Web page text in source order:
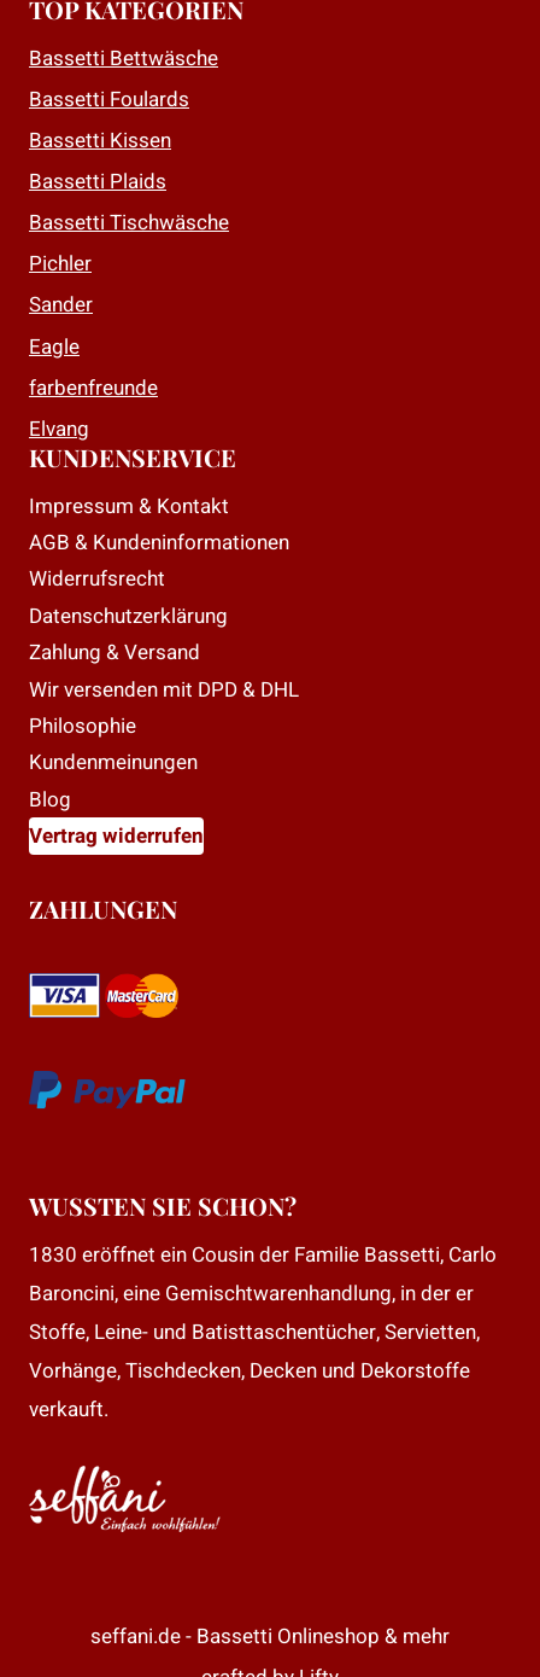
TOP KATEGORIEN
Bassetti Bettwäsche
Bassetti Foulards
Bassetti Kissen
Bassetti Plaids
Bassetti Tischwäsche
Pichler
Sander
Eagle
farbenfreunde
Elvang
KUNDENSERVICE
Impressum & Kontakt
AGB & Kundeninformationen
Widerrufsrecht
Datenschutzerklärung
Zahlung & Versand
Wir versenden mit DPD & DHL
Philosophie
Kundenmeinungen
Blog
Vertrag widerrufen
ZAHLUNGEN
WUSSTEN SIE SCHON?
1830 eröffnet ein Cousin der Familie Bassetti, Carlo
Baroncini, eine Gemischtwarenhandlung, in der er
Stoffe, Leine- und Batisttaschentücher, Servietten,
Vorhänge, Tischdecken, Decken und Dekorstoffe
verkauft.
seffani.de - Bassetti Onlineshop & mehr